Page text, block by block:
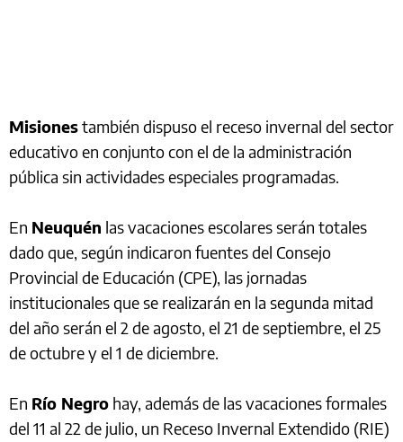
Misionestambién dispuso el receso invernal del sector
educativo en conjunto con el de la administración
pública sin actividades especiales programadas.
En Neuquén las vacaciones escolares serán totales
dado que, según indicaron fuentes del Consejo
Provincial de Educación (CPE), las jornadas
institucionales que se realizarán en la segunda mitad
del año serán el 2 de agosto, el 21 de septiembre, el 25
de octubre y el 1 de diciembre.
En Río Negro hay, además de las vacaciones formales
del 11 al 22 de julio, un Receso Invernal Extendido (RIE)